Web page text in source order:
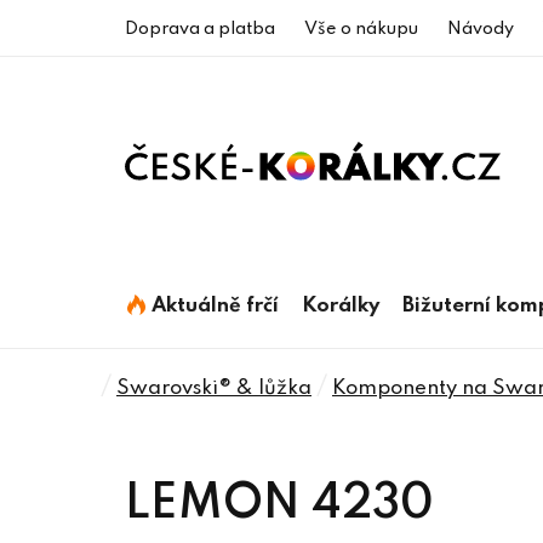
Doprava a platba Vše o nákupu Návody
Aktuálně frčí Korálky Bižuterní
Domů
Swarovski® & lůžka Komponenty na
LEMON 4230